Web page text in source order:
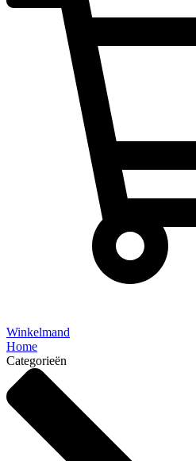
Winkelmand
Home
Categorieën